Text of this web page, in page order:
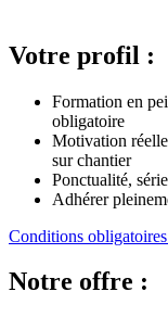
Votre profil :
Formation en
obligatoire
Motivation réelle
sur chantier
Ponctualité,
Adhérer
Conditions
Notre offre :